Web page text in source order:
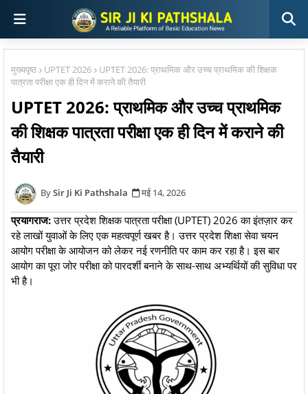
मुख्यपृष्ठ UPTET 2026
UPTET 2026: प्राथमिक और उच्च प्राथमिक की शिक्षक
पात्रता परीक्षा एक ही दिन में कराने की तैयारी
UPTET 2026: प्राथमिक और उच्च प्राथमिक
की शिक्षक पात्रता परीक्षा एक ही दिन में कराने की
तैयारी
Sir Ji Ki Pathshala मई 14, 2026
प्रयागराज:उत्तर प्रदेश शिक्षक पात्रता परीक्षा (UPTET) 2026 का इंतज़ार कर
रहे लाखों युवाओं के लिए एक महत्वपूर्ण खबर है। उत्तर प्रदेश शिक्षा सेवा चयन
आयोग परीक्षा के आयोजन को लेकर नई रणनीति पर काम कर रहा है। इस बार
आयोग का पूरा जोर परीक्षा को पारदर्शी बनाने के साथ-साथ अभ्यर्थियों की सुविधा पर
भी है।